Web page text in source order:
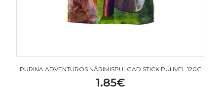
PURINA ADVENTUROS NÄRIMISPULGAD STICK PÜHVEL 120G
1.85€